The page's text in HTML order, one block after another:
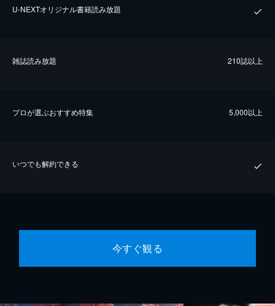
U-NEXTオリジナル書籍読み放題
雑誌読み放題 210誌以上
プロが選ぶおすすめ特集 5,000以上
いつでも解約できる
今すぐ観る